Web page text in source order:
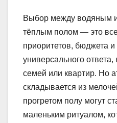
Выбор между водяным и
тёплым полом — это
приоритетов, бюджета
универсального ответа,
семей или квартир. Но
складывается из
прогретом полу могут
маленьким ритуалом,